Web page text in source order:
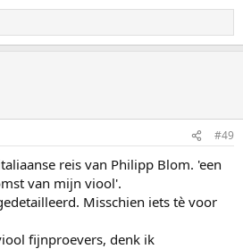
#49
reis van Philipp Blom. 'een
van mijn viool'.
Misschien iets tè voor
fijnproevers, denk ik